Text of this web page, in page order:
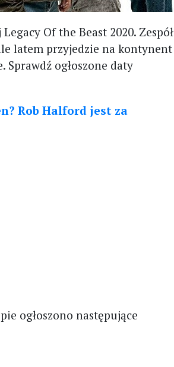
Of the Beast 2020. Zespół
latem przyjedzie na kontynent
ogłoszone daty
Rob Halford jest za
ogłoszono następujące